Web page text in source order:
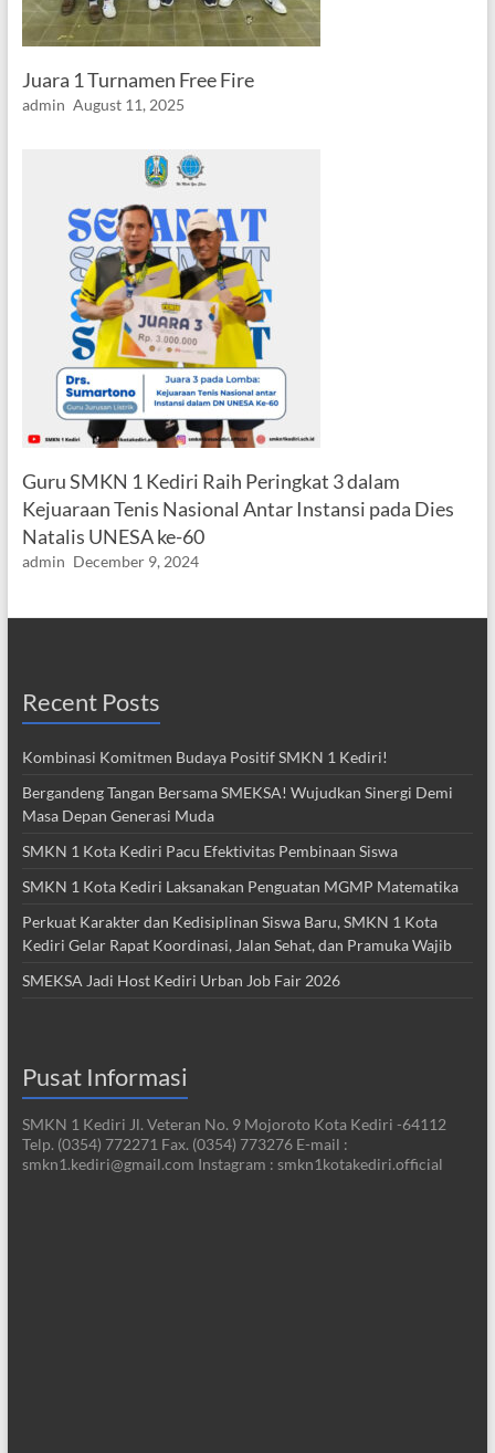
Juara 1 Turnamen Free Fire
admin August 11, 2025
Guru SMKN 1 Kediri Raih Peringkat 3 dalam
Kejuaraan Tenis Nasional Antar Instansi pada Dies
Natalis UNESA ke-60
admin December 9, 2024
Recent Posts
Kombinasi Komitmen Budaya Positif SMKN 1 Kediri!
Bergandeng Tangan Bersama SMEKSA! Wujudkan Sinergi Demi
Masa Depan Generasi Muda
SMKN 1 Kota Kediri Pacu Efektivitas Pembinaan Siswa
SMKN 1 Kota Kediri Laksanakan Penguatan MGMP Matematika
Perkuat Karakter dan Kedisiplinan Siswa Baru, SMKN 1 Kota
Kediri Gelar Rapat Koordinasi, Jalan Sehat, dan Pramuka Wajib
SMEKSA Jadi Host Kediri Urban Job Fair 2026
Pusat Informasi
SMKN 1 Kediri Jl. Veteran No. 9 Mojoroto Kota Kediri -64112
Telp. (0354) 772271 Fax. (0354) 773276 E-mail :
smkn1.kediri@gmail.com Instagram : smkn1kotakediri.official